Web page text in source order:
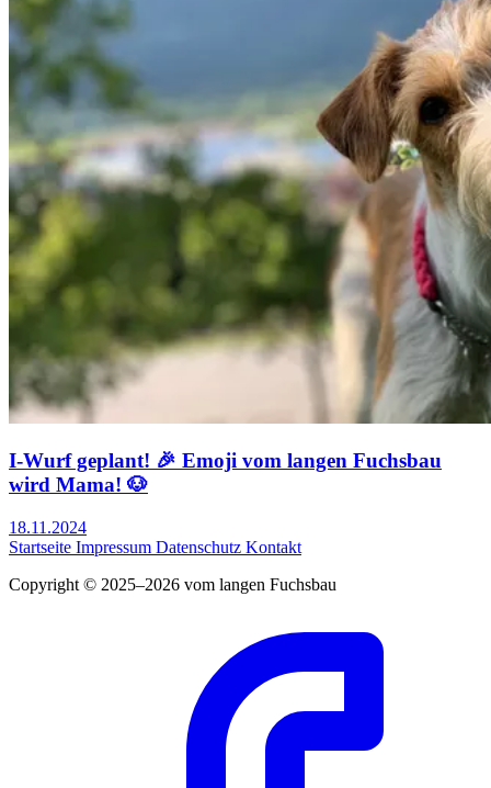
I-Wurf geplant! 🎉 Emoji vom langen Fuchsbau
wird Mama! 🐶
18.11.2024
Startseite Impressum Datenschutz Kontakt
Copyright © 2025–2026 vom langen Fuchsbau